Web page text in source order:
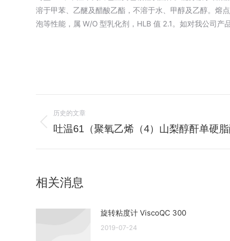
溶于甲苯、乙醚及醋酸乙酯，不溶于水、甲醇及乙醇。
泡等性能，属 W/O 型乳化剂，HLB 值 2.1。如对我公司
章
导
历史的文章
历
章：
吐温61（聚氧乙烯（4）山梨醇酐单硬脂
相关消息
旋转粘度计 ViscoQC 300
2019-07-24